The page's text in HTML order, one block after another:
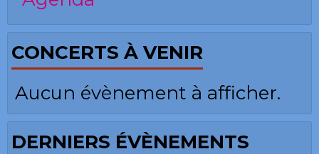
CONCERTS À VENIR
Aucun évènement à afficher.
DERNIERS ÉVÈNEMENTS